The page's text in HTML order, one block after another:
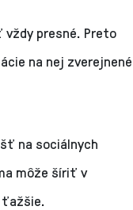
presné. Preto
na nej zverejnené
na sociálnych
môže šíriť v
ťažšie.